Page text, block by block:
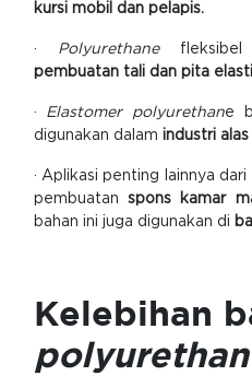
kursi mobil dan pelapis.
· Polyurethanefleksibel
pembuatan tali dan pita
· Elastomer polyurethane
digunakan dalam industri alas
· Aplikasi penting lainnya dari
pembuatanspons kamar
bahan ini juga digunakan di
Kelebihan